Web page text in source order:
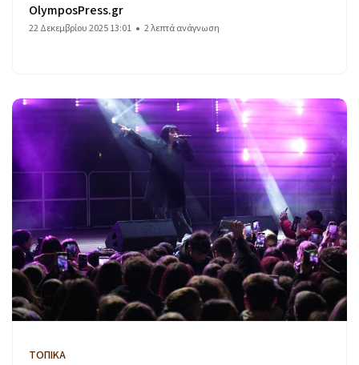
OlymposPress.gr
22 Δεκεμβρίου 2025 13:01 2 λεπτά ανάγνωση
ΤΟΠΙΚΑ